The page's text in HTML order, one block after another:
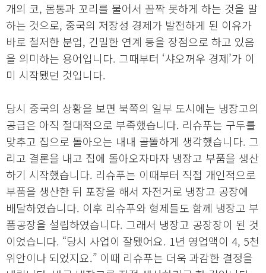
개의 코, 몸통과 꼬리를 물어서 꼼짝 못하게 하는 것을 말
하는 것으로, 중국의 저장성 경제가 발전하게 된 이유가
바로 철저한 분업, 긴밀한 연계 등을 장점으로 하고 있음
을 의미하는 용어입니다. 그때부터 ‘샤오꺼우 경제’가 이
미 시작됐던 것입니다.
당시 중국의 상황을 보면 북쪽의 일부 도시에는 냉장고의
공급은 아직 절대적으로 부족했습니다. 리슈푸는 구두를
맞추고 집으로 돌아오는 내내 골똘하게 생각했습니다. 그
리고 결론을 내고 집에 돌아오자마자 냉장고 부품을 생산
하기 시작했습니다. 리슈푸는 이때부터 직접 개인적으로
부품을 생산한 뒤 포장을 해서 자전거로 냉장고 공장에
배달하였습니다. 이후 리슈푸와 형제들도 함께 냉장고 부
품공장을 설립하였습니다. 그래서 냉장고 공장장이 된 것
이었습니다. “당시 사업이 잘됐어요. 1년 영업액이 4, 5천
위안이나 되었지요.” 이때 리슈푸는 더욱 과감한 결정을